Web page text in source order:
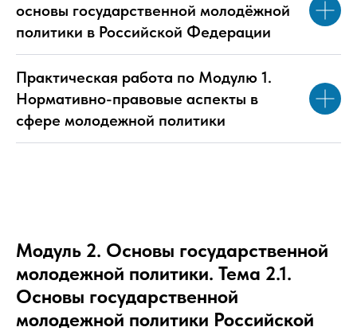
основы государственной молодёжной
политики в Российской Федерации
Практическая работа по Модулю 1.
Нормативно-правовые аспекты в
сфере молодежной политики
Модуль 2. Основы государственной
молодежной политики. Тема 2.1.
Основы государственной
молодежной политики Российской